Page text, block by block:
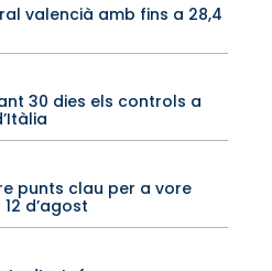
valencià amb fins a 28,4
30 dies els controls a
punts clau per a vore
d’agost